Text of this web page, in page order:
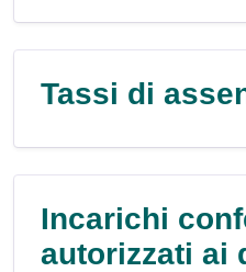
Tassi di
Incarichi
autorizzati ai